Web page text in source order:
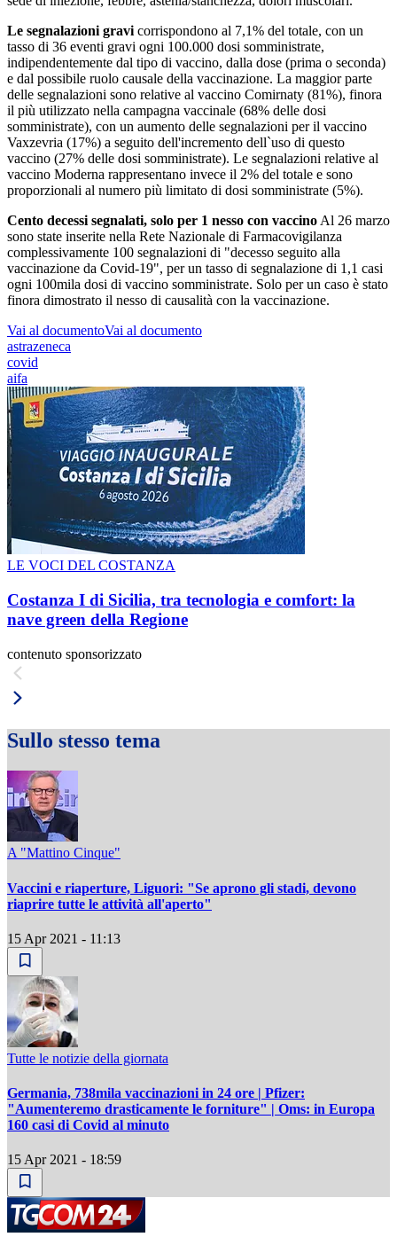
Le segnalazioni gravi corrispondono al 7,1% del totale, con un
tasso di 36 eventi gravi ogni 100.000 dosi somministrate,
indipendentemente dal tipo di vaccino, dalla dose (prima o seconda)
e dal possibile ruolo causale della vaccinazione. La maggior parte
delle segnalazioni sono relative al vaccino Comirnaty (81%), finora
il più utilizzato nella campagna vaccinale (68% delle dosi
somministrate), con un aumento delle segnalazioni per il vaccino
Vaxzevria (17%) a seguito dell'incremento dell`uso di questo
vaccino (27% delle dosi somministrate). Le segnalazioni relative al
vaccino Moderna rappresentano invece il 2% del totale e sono
proporzionali al numero più limitato di dosi somministrate (5%).
Cento decessi segnalati, solo per 1 nesso con vaccino Al 26 marzo
sono state inserite nella Rete Nazionale di Farmacovigilanza
complessivamente 100 segnalazioni di "decesso seguito alla
vaccinazione da Covid-19", per un tasso di segnalazione di 1,1 casi
ogni 100mila dosi di vaccino somministrate. Solo per un caso è stato
finora dimostrato il nesso di causalità con la vaccinazione.
Vai al documentoVai al documento
astrazeneca
covid
aifa
LE VOCI DEL COSTANZA
Costanza I di Sicilia, tra tecnologia e comfort: la
nave green della Regione
contenuto sponsorizzato
Sullo stesso tema
A "Mattino Cinque"
Vaccini e riaperture, Liguori: "Se aprono gli stadi, devono
riaprire tutte le attività all'aperto"
15 Apr 2021 - 11:13
Tutte le notizie della giornata
Germania, 738mila vaccinazioni in 24 ore | Pfizer:
"Aumenteremo drasticamente le forniture" | Oms: in Europa
160 casi di Covid al minuto
15 Apr 2021 - 18:59